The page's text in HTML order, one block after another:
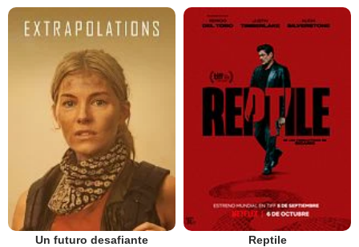
Un futuro desafiante Reptile